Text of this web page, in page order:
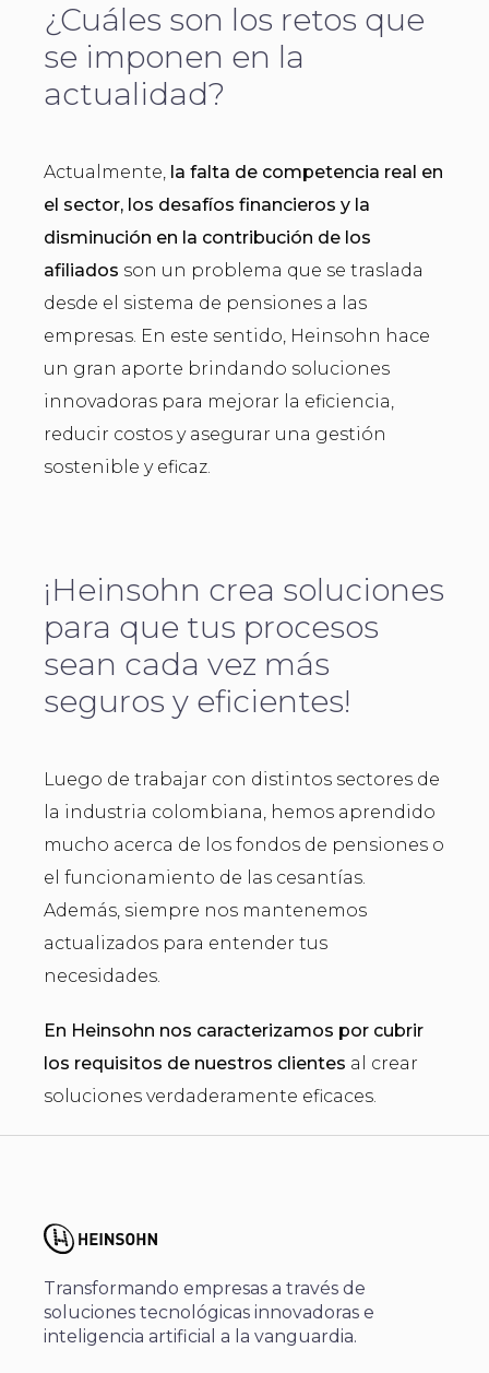
¿Cuáles son los retos que
se imponen en la
actualidad?
Actualmente, la falta de competencia real en
el sector, los desafíos financieros y la
disminución en la contribución de los
afiliados son un problema que se traslada
desde el sistema de pensiones a las
empresas. En este sentido, Heinsohn hace
un gran aporte brindando soluciones
innovadoras para mejorar la eficiencia,
reducir costos y asegurar una gestión
sostenible y eficaz.
¡Heinsohn crea soluciones
para que tus procesos
sean cada vez más
seguros y eficientes!
Luego de trabajar con distintos sectores de
la industria colombiana, hemos aprendido
mucho acerca de los fondos de pensiones o
el funcionamiento de las cesantías.
Además, siempre nos mantenemos
actualizados para entender tus
necesidades.
En Heinsohn nos caracterizamos por cubrir
los requisitos de nuestros clientes al crear
soluciones verdaderamente eficaces.
Transformando empresas a través de
soluciones tecnológicas innovadoras e
inteligencia artificial a la vanguardia.